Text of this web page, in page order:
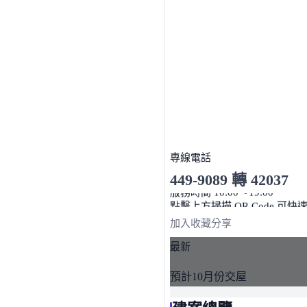
專線電話
449-9089 轉 42037
服務時間 10:00～19:00
加入收藏分享
最新
預計10月份交屋